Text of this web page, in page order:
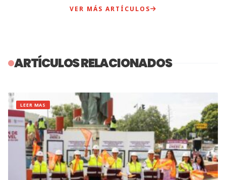
VER MÁS ARTÍCULOS
ARTÍCULOS RELACIONADOS
LEER MAS